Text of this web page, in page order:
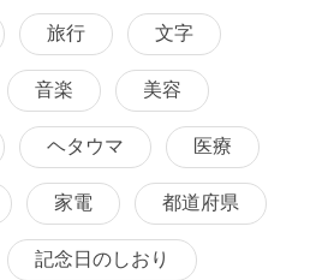
旅行 文字
音楽 美容
ヘタウマ 医療
家電 都道府県
記念日のしおり